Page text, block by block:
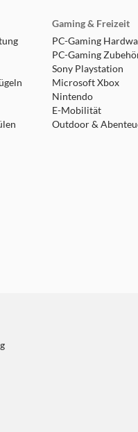
Gaming & Freizeit
PC-Gaming
PC-Gaming
Sony Playstation
Microsoft Xbox
Nintendo
E-Mobilität
Outdoor &